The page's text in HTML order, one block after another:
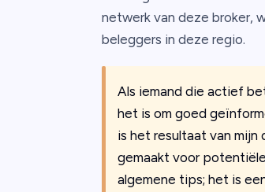
netwerk van deze broker,
beleggers in deze regio.
Als iemand die actief
het is om goed
is het resultaat van
gemaakt voor
algemene tips; het is